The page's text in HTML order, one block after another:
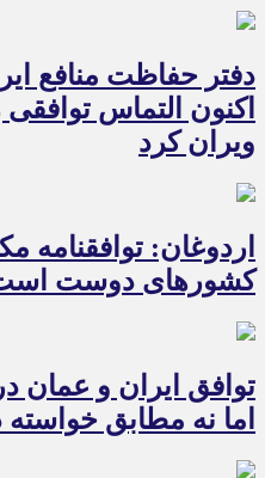
دفتر حفاظت منافع
اکنون التماس
ویران کرد
اردوغان: توافقنامه
کشورهای دوست
توافق ایران و عمان
اما نه مطابق خواسته